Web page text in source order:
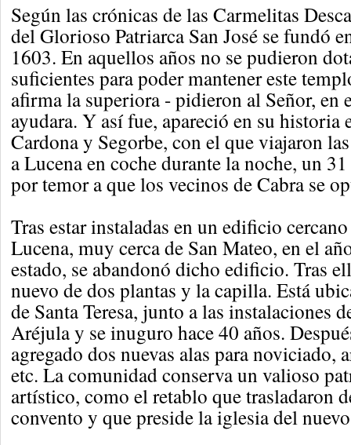
Según las crónicas de las Carmelitas
del Glorioso Patriarca San José se fundó
1603. En aquellos años no se pudieron
suficientes para poder mantener este
afirma la superiora - pidieron al Señor, en
ayudara. Y así fue, apareció en su historia
Cardona y Segorbe, con el que viajaron
a Lucena en coche durante la noche, un
por temor a que los vecinos de Cabra se
Tras estar instaladas en un edificio
Lucena, muy cerca de San Mateo, en el
estado, se abandonó dicho edificio. Tras
nuevo de dos plantas y la capilla. Está
de Santa Teresa, junto a las instalaciones
Aréjula y se inuguro hace 40 años.
agregado dos nuevas alas para noviciado,
etc. La comunidad conserva un valioso
artístico, como el retablo que trasladaron
convento y que preside la iglesia del